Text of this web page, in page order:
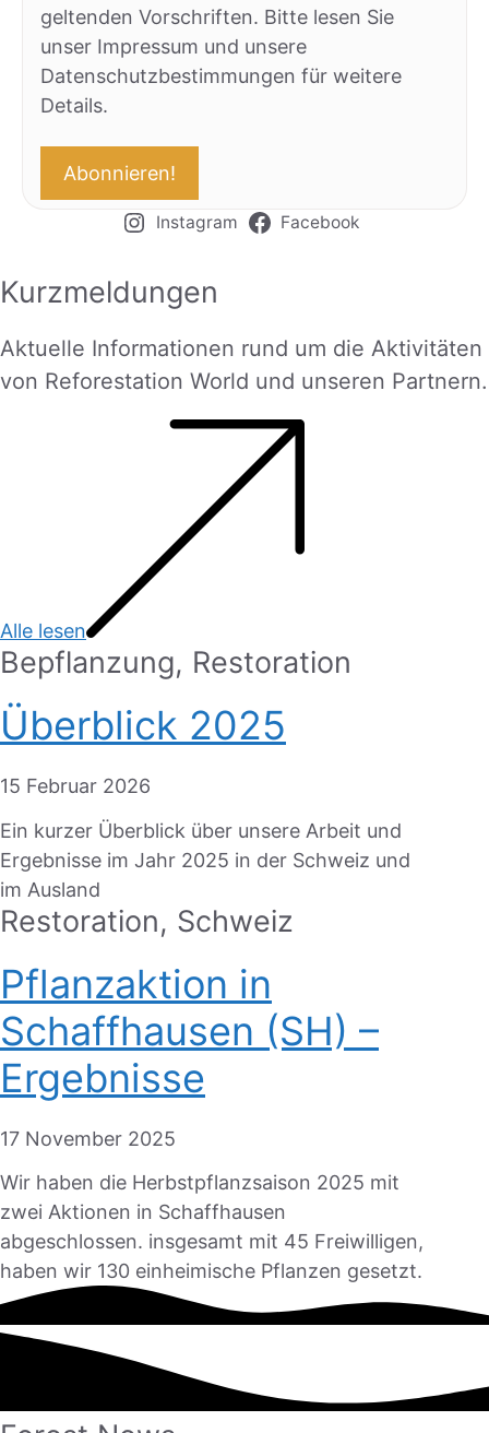
geltenden Vorschriften. Bitte lesen Sie
unser Impressum und unsere
Datenschutzbestimmungen für weitere
Details.
Instagram Facebook
Kurzmeldungen
Aktuelle Informationen rund um die Aktivitäten
von Reforestation World und unseren Partnern.
Alle lesen
Bepflanzung, Restoration
Überblick 2025
15 Februar 2026
Ein kurzer Überblick über unsere Arbeit und
Ergebnisse im Jahr 2025 in der Schweiz und
im Ausland
Restoration, Schweiz
Pflanzaktion in
Schaffhausen (SH) –
Ergebnisse
17 November 2025
Wir haben die Herbstpflanzsaison 2025 mit
zwei Aktionen in Schaffhausen
abgeschlossen. insgesamt mit 45 Freiwilligen,
haben wir 130 einheimische Pflanzen gesetzt.